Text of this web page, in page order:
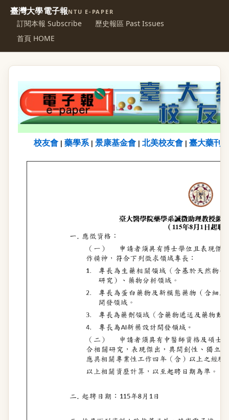
臺灣大學電子報NTU E-PAPER
訂閱本報 Subscribe
歷史報區 Past Issues
首頁 HOME
校友會 藥學系| 景康基金會 北美校友會 臺大藥刊